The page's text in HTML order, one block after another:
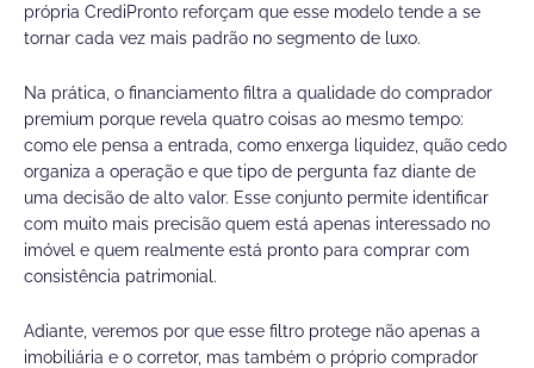
própria CrediPronto reforçam que esse modelo tende a se
tornar cada vez mais padrão no segmento de luxo.
Na prática, o financiamento filtra a qualidade do comprador
premium porque revela quatro coisas ao mesmo tempo:
como ele pensa a entrada, como enxerga liquidez, quão cedo
organiza a operação e que tipo de pergunta faz diante de
uma decisão de alto valor. Esse conjunto permite identificar
com muito mais precisão quem está apenas interessado no
imóvel e quem realmente está pronto para comprar com
consistência patrimonial.
Adiante, veremos por que esse filtro protege não apenas a
imobiliária e o corretor, mas também o próprio comprador